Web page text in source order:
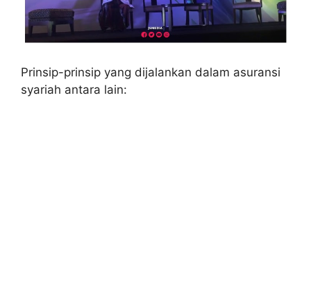
Prinsip-prinsip yang dijalankan dalam asuransi
syariah antara lain: